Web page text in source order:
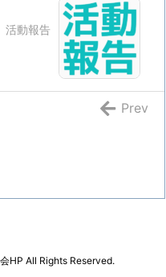
活動報告
Prev
HP All Rights Reserved.